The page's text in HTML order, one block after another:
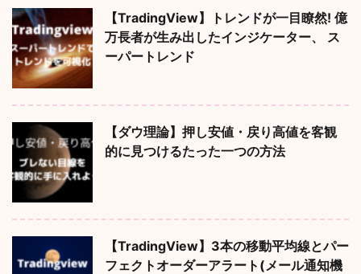
【TradingView】トレンドが一目瞭然! 億
万長者が生み出したインジケーター、 ス
ーパートレンド
【ダウ理論】押し安値・戻り高値を客観
的に見つけるたった一つの方法
【TradingView】3本の移動平均線とパー
フェクトオーダーアラート(メール通知機